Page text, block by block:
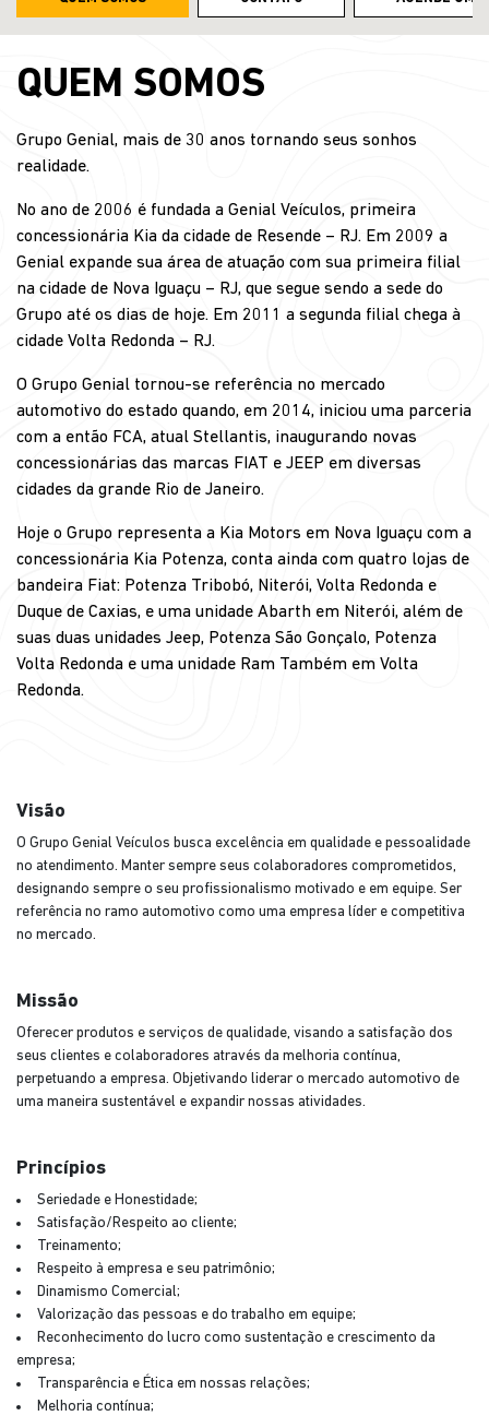
QUEM SOMOS
Grupo Genial, mais de 30 anos tornando seus sonhos
realidade.
No ano de 2006 é fundada a Genial Veículos, primeira
concessionária Kia da cidade de Resende – RJ. Em 2009 a
Genial expande sua área de atuação com sua primeira filial
na cidade de Nova Iguaçu – RJ, que segue sendo a sede do
Grupo até os dias de hoje. Em 2011 a segunda filial chega à
cidade Volta Redonda – RJ.
O Grupo Genial tornou-se referência no mercado
automotivo do estado quando, em 2014, iniciou uma parceria
com a então FCA, atual Stellantis, inaugurando novas
concessionárias das marcas FIAT e JEEP em diversas
cidades da grande Rio de Janeiro.
Hoje o Grupo representa a Kia Motors em Nova Iguaçu com a
concessionária Kia Potenza, conta ainda com quatro lojas de
bandeira Fiat: Potenza Tribobó, Niterói, Volta Redonda e
Duque de Caxias, e uma unidade Abarth em Niterói, além de
suas duas unidades Jeep, Potenza São Gonçalo, Potenza
Volta Redonda e uma unidade Ram Também em Volta
Redonda.
Visão
O Grupo Genial Veículos busca excelência em qualidade e pessoalidade
no atendimento. Manter sempre seus colaboradores comprometidos,
designando sempre o seu profissionalismo motivado e em equipe. Ser
referência no ramo automotivo como uma empresa líder e competitiva
no mercado.
Missão
Oferecer produtos e serviços de qualidade, visando a satisfação dos
seus clientes e colaboradores através da melhoria contínua,
perpetuando a empresa. Objetivando liderar o mercado automotivo de
uma maneira sustentável e expandir nossas atividades.
Princípios
Seriedade e Honestidade;
Satisfação/Respeito ao cliente;
Treinamento;
Respeito à empresa e seu patrimônio;
Dinamismo Comercial;
Valorização das pessoas e do trabalho em equipe;
Reconhecimento do lucro como sustentação e crescimento da
empresa;
Transparência e Ética em nossas relações;
Melhoria contínua;